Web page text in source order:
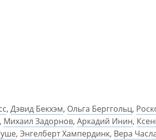
, Дэвид Бекхэм, Ольга Берггольц,
, Михаил Задорнов, Аркадий Инин,
, Энгелберт Хампердинк, Вера